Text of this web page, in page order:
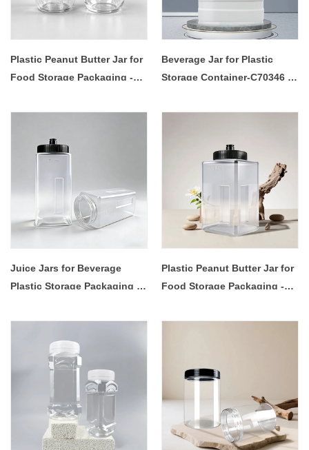
Plastic Peanut Butter Jar for
Food Storage Packaging -
Beverage Jar for Plastic
Storage Container-C70346 -
Juice Jars for Beverage
Plastic Storage Packaging -
Plastic Peanut Butter Jar for
Food Storage Packaging -